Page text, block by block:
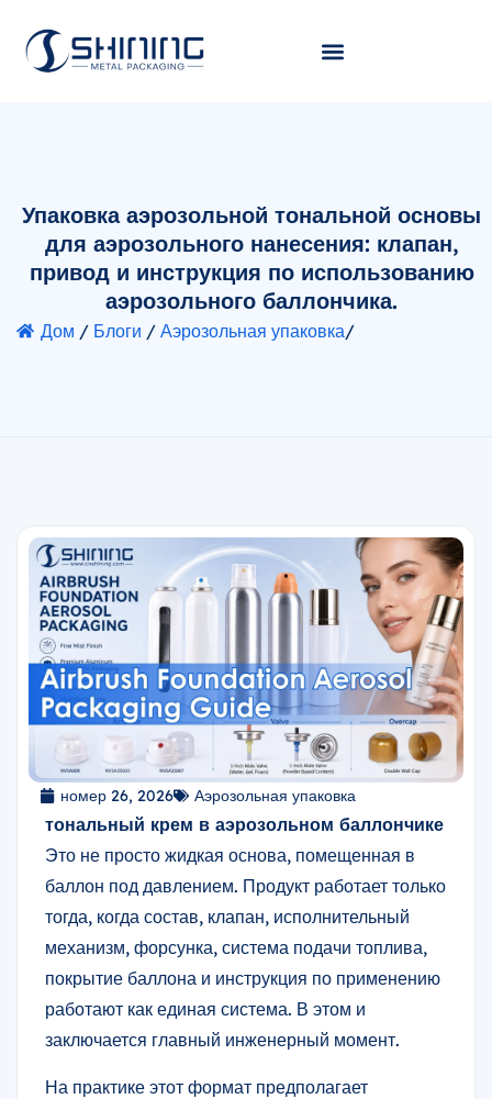
Упаковка аэрозольной тональной основы
для аэрозольного нанесения: клапан,
привод и инструкция по использованию
аэрозольного баллончика.
Дом / Блоги / Аэрозольная упаковка/
номер 26, 2026 Аэрозольная упаковка
тональный крем в аэрозольном баллончике
Это не просто жидкая основа, помещенная в
баллон под давлением. Продукт работает только
тогда, когда состав, клапан, исполнительный
механизм, форсунка, система подачи топлива,
покрытие баллона и инструкция по применению
работают как единая система. В этом и
заключается главный инженерный момент.
На практике этот формат предполагает